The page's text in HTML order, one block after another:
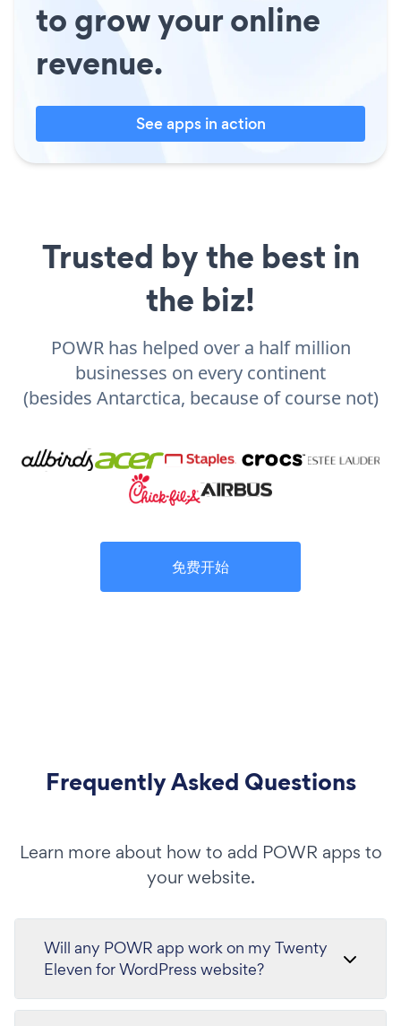
to grow your online
revenue.
See apps in action
Trusted by the best in
the biz!
POWR has helped over a half million
businesses on every continent
(besides Antarctica, because of course not)
免费开始
Frequently Asked Questions
Learn more about how to add POWR apps to
your website.
Will any POWR app work on my Twenty
Eleven for WordPress website?